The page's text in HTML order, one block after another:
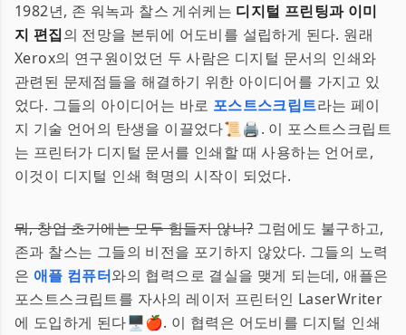
1982년, 존 워녹과 찰스 게쉬케는 디지털 프린팅과 이미
지 편집의 전망을 본뒤에 어도비를 설립하게 된다. 원래
Xerox의 연구원이었던 두 사람은 디지털 문서의 인쇄와
관련된 문제점들을 해결하기 위한 아이디어를 가지고 있
었다. 그들의 아이디어는 바로 포스트스크립트라는 페이
지 기술 언어의 탄생을 이끌었다📜🖨️. 이 포스트스크립트
는 프린터가 디지털 문서를 인쇄할 때 사용하는 언어로,
이것이 디지털 인쇄 혁명의 시작이 되었다.
뭐, 창업 초기에는 모두 힘들지 않나?그럼에도 불구하고,
존과 찰스는 그들의 비전을 포기하지 않았다. 그들의 노력
은 애플 컴퓨터와의 협력으로 결실을 맺게 되는데, 애플은
포스트스크립트를 자사의 레이저 프린터인 LaserWriter
에 도입하게 된다🖥️🍎. 이 협력은 어도비를 디지털 인쇄